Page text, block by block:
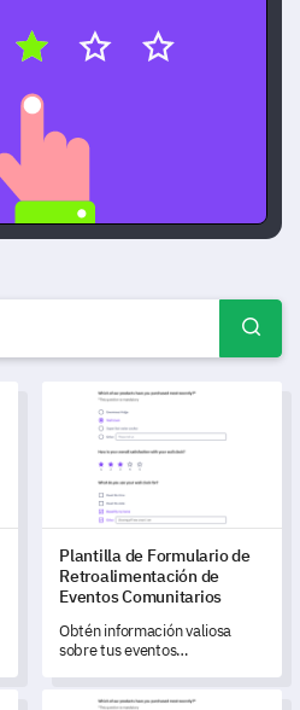
encuestas
de Padres
Plantilla de Formulario de
Plantilla de Formulario de
Retroalimentación de
Eventos Comunitarios
Obtén información valiosa
sobre tus eventos
completa plantilla de
del Servicio
Plantilla de Encuesta sobre